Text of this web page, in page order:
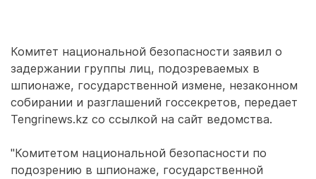
Комитет национальной безопасности заявил о
задержании группы лиц, подозреваемых в
шпионаже, государственной измене, незаконном
собирании и разглашений госсекретов, передает
Tengrinews.kz со ссылкой на сайт ведомства.
"Комитетом национальной безопасности по
подозрению в шпионаже, государственной